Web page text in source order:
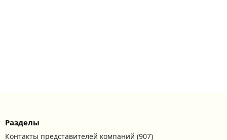
Разделы
Контакты представителей компаний (907)